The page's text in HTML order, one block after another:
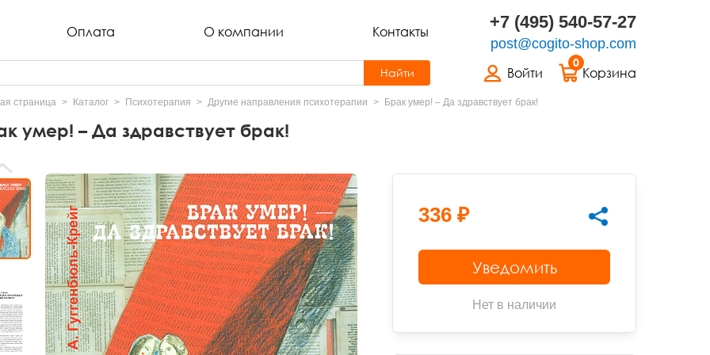
Оплата О компании Контакты +7 (495) 540-57-27
post@cogito-shop.com
Войти
0
Корзина
Найти
страница Каталог Психотерапия Другие направления психотерапии Брак умер! – Да здравствует брак!
умер! – Да здравствует брак!
336 ₽
Уведомить
Нет в наличии